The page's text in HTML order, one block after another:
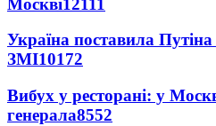
Україна поставила
ЗМІ10172
Вибух у ресторані: у
генерала8552